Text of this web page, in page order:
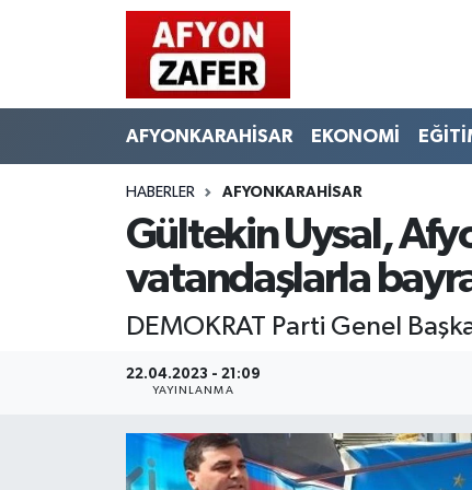
AFYONKARAHİSAR EKONOMİ
HABERLER AFYONKARAHİSAR
Gültekin Uysal,
vatandaşlarla
DEMOKRAT Parti Genel
22.04.2023 - 21:09
YAYINLANMA